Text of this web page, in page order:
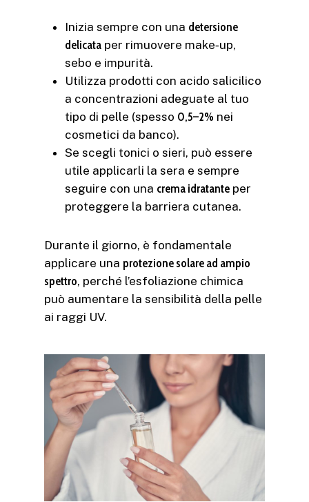
Inizia sempre con una detersione
delicata per rimuovere make‑up,
sebo e impurità.
Utilizza prodotti con acido salicilico
a concentrazioni adeguate al tuo
tipo di pelle (spesso 0,5–2% nei
cosmetici da banco).
Se scegli tonici o sieri, può essere
utile applicarli la sera e sempre
seguire con una crema idratante per
proteggere la barriera cutanea.
Durante il giorno, è fondamentale
applicare una protezione solare ad ampio
spettro, perché l’esfoliazione chimica
può aumentare la sensibilità della pelle
ai raggi UV.